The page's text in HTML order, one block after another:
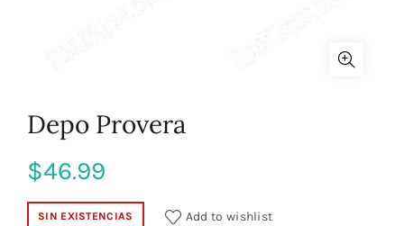
Depo Provera
$46.99
SIN EXISTENCIAS Add to wishlist